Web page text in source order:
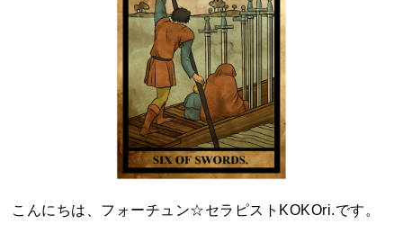
こんにちは、フォーチュン☆セラピストKOKOri.です。